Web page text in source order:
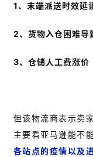
选
1、末端派送时效延
2、货物入仓困难导
3、仓储人工费涨价
但该物流商表示卖
主要看亚马逊能不
各站点的疫情以及